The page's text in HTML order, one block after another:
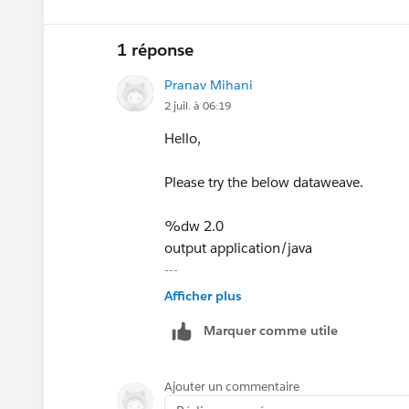
1 réponse
Pranav Mihani
2 juil. à 06:19
Hello,
Please try the below dataweave.
%dw 2.0
output application/java
---
"[Booking Loca] in (" ++
++ ")"
Thanks!
Afficher plus
Marquer comme utile
Ajouter un commentaire